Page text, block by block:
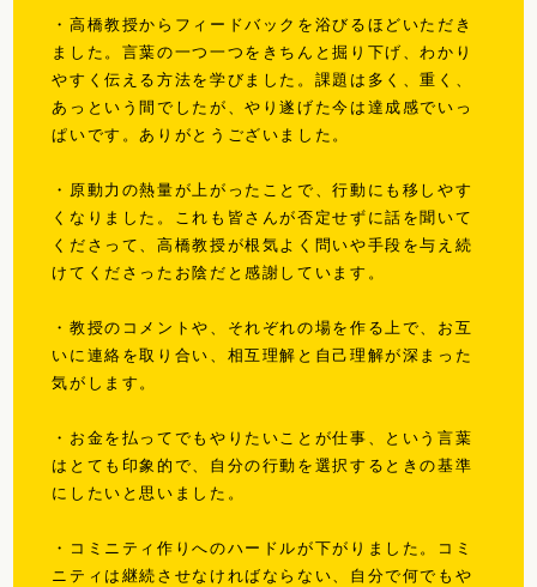
・高橋教授から フィードバックを浴びるほどいただき
ました 。言葉の一つ一つをきちんと掘り下げ、わかり
やすく伝える方法を学びました。課題は多く、重く、
あっという間でしたが、やり遂げた今は達成感でいっ
ぱいです。ありがとうございました。
・原動力の熱量が上がったことで、行動にも移しやす
くなりました。これも 皆さんが否定せずに話を聞いて
くださって、高橋教授が根気よく問いや手段を与え続
けてくださった お陰だと感謝しています。
・教授のコメントや、それぞれの場を作る上で、お互
いに連絡を取り合い、相互理解と自己理解が深まった
気がします。
・お金を払ってでもやりたいことが仕事、という言葉
はとても印象的で、自分の行動を選択するときの基準
にしたいと思いました。
・コミニティ作りへのハードルが下がりました。コミ
ニティは継続させなければならない、自分で何でもや